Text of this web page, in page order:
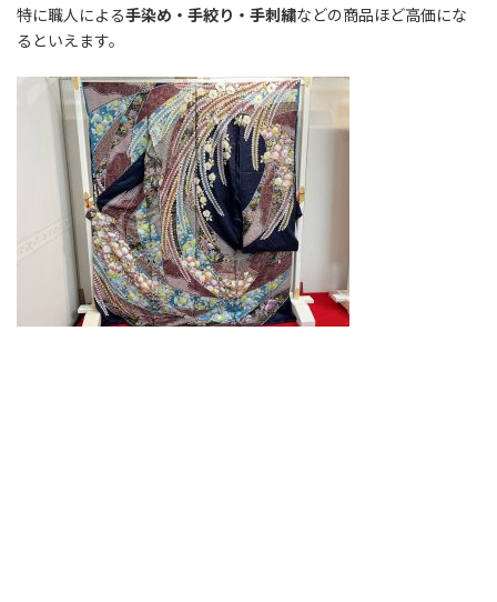
特に職人による手染め・手絞り・手刺繍などの商品ほど高価にな
るといえます。